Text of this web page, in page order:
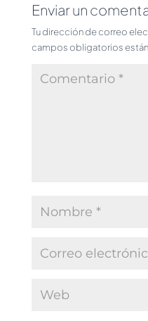
Enviar un
Tu dirección de correo
campos obligatorios